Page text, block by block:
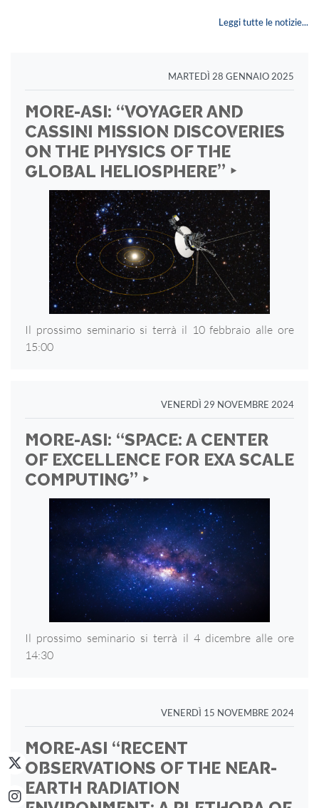
Leggi tutte le notizie...
MARTEDÌ 28 GENNAIO 2025
MORE-ASI: “VOYAGER AND
CASSINI MISSION DISCOVERIES
ON THE PHYSICS OF THE
GLOBAL HELIOSPHERE” ‣
Il prossimo seminario si terrà il 10 febbraio alle ore
15:00
VENERDÌ 29 NOVEMBRE 2024
MORE-ASI: “SPACE: A CENTER
OF EXCELLENCE FOR EXA SCALE
COMPUTING” ‣
Il prossimo seminario si terrà il 4 dicembre alle ore
14:30
VENERDÌ 15 NOVEMBRE 2024
MORE-ASI “RECENT
OBSERVATIONS OF THE NEAR-
EARTH RADIATION